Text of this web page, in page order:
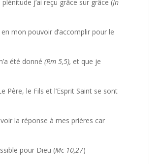
j’ai reçu grâce sur grâce (Jn
mon pouvoir d’accomplir pour le
été donné(Rm 5,5), et que je
Père, le Fils et l’Esprit Saint se sont
la réponse à mes prières car
pour Dieu (Mc 10,27)